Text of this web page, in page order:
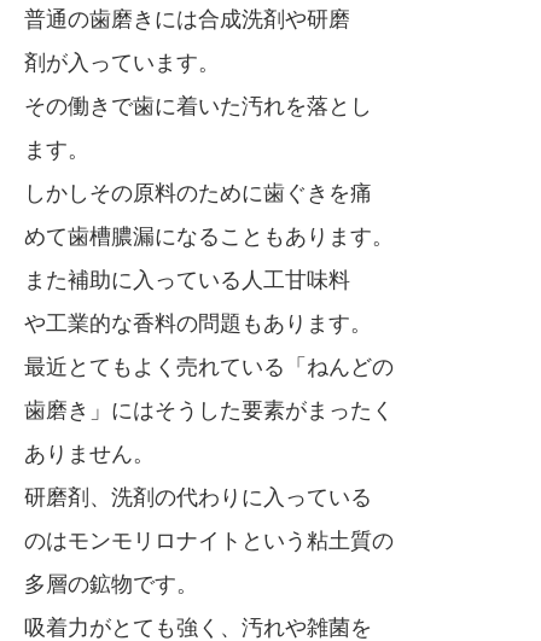
普通の歯磨きには合成洗剤や研磨
剤が入っています。
その働きで歯に着いた汚れを落とし
ます。
しかしその原料のために歯ぐきを痛
めて歯槽膿漏になることもあります。
また補助に入っている人工甘味料
や工業的な香料の問題もあります。
最近とてもよく売れている「ねんどの
歯磨き」にはそうした要素がまったく
ありません。
研磨剤、洗剤の代わりに入っている
のはモンモリロナイトという粘土質の
多層の鉱物です。
吸着力がとても強く、汚れや雑菌を